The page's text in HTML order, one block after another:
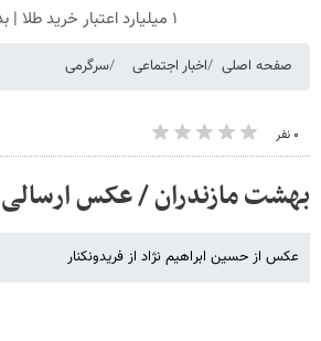
۱ میلیارد اعتبار خرید طلا | بدون ضامن و چک
صفحه اصلی اخبار اجتماعی سرگرمی
۰ نفر
بهشت مازندران / عکس ارسالی
عکس از حسین ابراهیم نژاد از فریدونکنار